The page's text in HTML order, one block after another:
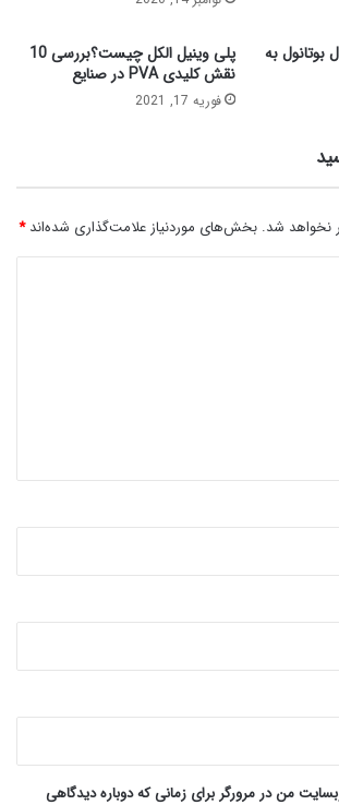
بوتانول به
پلی وینیل الکل چیست؟بررسی 10
نقش کلیدی PVA در صنایع
فوریه 17, 2021
نخواهد شد. بخش‌های موردنیاز علامت‌گذاری شده‌اند*
من در مرورگر برای زمانی که دوباره دیدگاهی